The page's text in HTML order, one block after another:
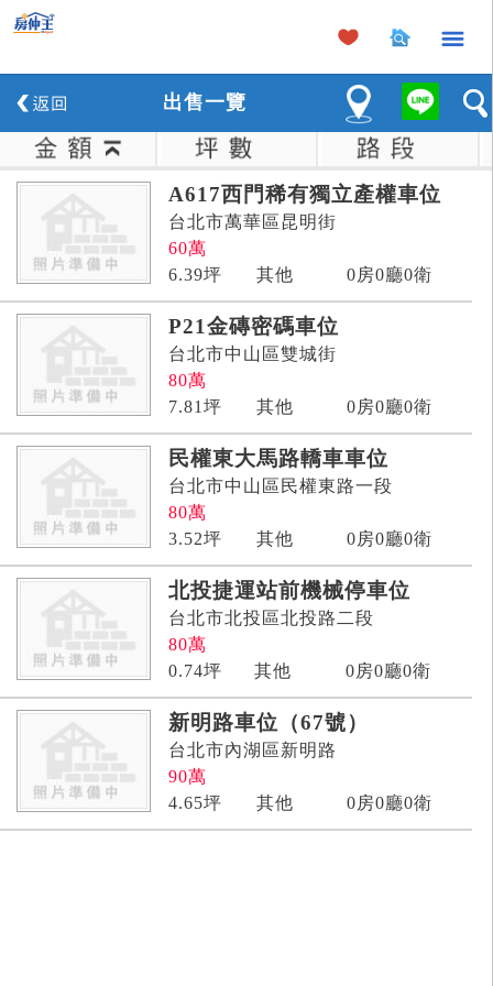
×
出售一覽
A617西門稀有獨立產權車位
台北市萬華區昆明街
60萬
6.39坪 其他 0房0廳0衛
P21金磚密碼車位
台北市中山區雙城街
80萬
7.81 坪 其他 0房0廳0衛
民權東大馬路轎車車位
台北市中山區民權東路一段
80萬
3.52坪 其他 0房0廳0衛
北投捷運站前機械停車位
台北市北投區北投路二段
80萬
0.74坪 其他 0房0廳0衛
新明路車位（67號）
台北市內湖區新明路
90萬
4.65坪 其他 0房0廳0衛